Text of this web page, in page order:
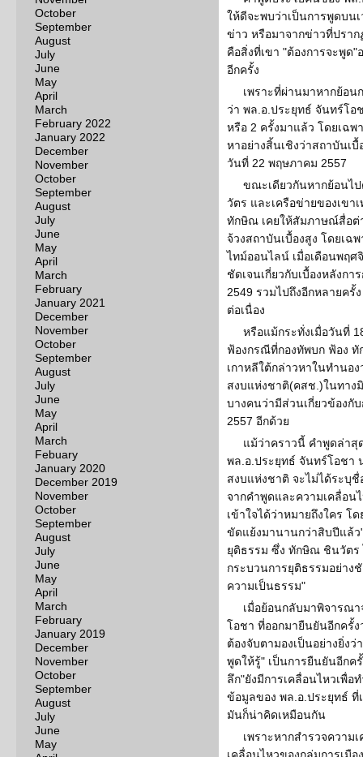
October
September
August
July
June
May
April
March
February 2022
January 2022
December
November
October
September
August
July
June
May
April
March
February
January 2021
December
November
October
September
August
July
June
May
April
March
Febuary
January 2020
December 2019
November
October
September
August
July
June
May
April
March
February
January 2019
December
November
October
September
August
July
June
May
ให้ดีจะพบว่าเป็นการพูดบน
ข่าว หรือมาจากข่าวที่ปรา
คือสิ่งที่เขา "ต้องการจะพูด
อีกครั้ง
เพราะที่ผ่านมาหากย้อ
ว่า พล.อ.ประยุทธ์ จันทร์โอ
หรือ 2 ครั้งมาแล้ว โดยเฉ
หาอย่างสิ้นเชิงว่าสถาบันเบื้
วันที่ 22 พฤษภาคม 2557
ขณะเดียวกันหากย้อนไ
วัตร และเครือข่ายของเข
ทักษิณ เคยให้สัมภาษณ์สื่อต่
จ้วงสถาบันเบื้องสูง โดยเฉ
ไทม์ออนไลน์ เมื่อเดือนพฤศ
ชัดเจนเกี่ยวกับเบื้องหลังก
2549 รวมไปถึงอีกหลายครั้
ต่อเนื่อง
หรือแม้กระทั่งเมื่อวันที่
ฟ้องกรณีที่กองทัพบก ฟ้อง
เกาหลีใต้กล่าวหาในทำนอ
สงบแห่งชาติ(คสช.)ในทาง
บางคนว่ามีส่วนเกี่ยวข้องกั
2557 อีกด้วย
แม้ว่าคราวนี้ คำพูดล่าสุ
พล.อ.ประยุทธ์ จันทร์โอชา
สงบแห่งชาติ จะไม่ได้ระบุ
จากคำพูดและความเคลื่อน
เข้าใจได้ว่าหมายถึงใคร โ
ขัดแย้งมานานกว่าสิบปีแล้
ยุติธรรม ซึ่ง ทักษิณ ชินวัตร
กระบวนการยุติธรรมอย่าง
ความเป็นธรรม"
เมื่อย้อนกลับมาพิจารณ
โอชา ที่ออกมายืนยันอีกครั้ง
ต้องจับตามองเป็นอย่างยิ่ง
พูดให้รู้" เป็นการยืนยันอีกค
ลึก"ยังมีการเคลื่อนไหวเพื่อ
ข้อมูลของ พล.อ.ประยุทธ์ ที่
มันก็น่าคิดเหมือนกัน
เพราะหากสำรวจความ